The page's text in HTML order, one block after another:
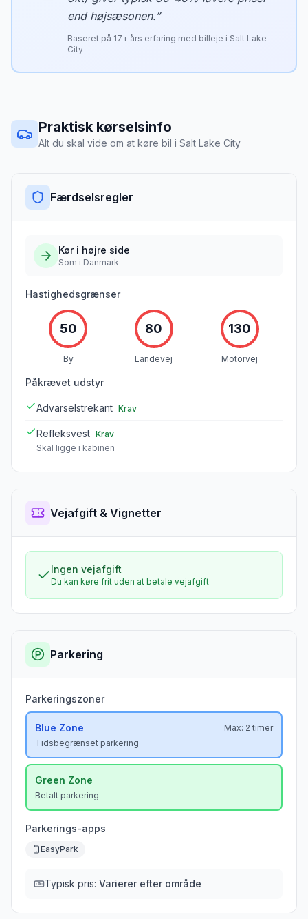
end højsæsonen.”
Baseret på 17+ års erfaring med billeje i Salt Lake
City
Praktisk kørselsinfo
Alt du skal vide om at køre bil i Salt Lake City
Færdselsregler
Kør i højre side
Som i Danmark
Hastighedsgrænser
50
By
80
Landevej
130
Motorvej
Påkrævet udstyr
Advarselstrekant Krav
Refleksvest Krav
Skal ligge i kabinen
Vejafgift & Vignetter
Ingen vejafgift
Du kan køre frit uden at betale vejafgift
Parkering
Parkeringszoner
Blue Zone Max: 2 timer
Tidsbegrænset parkering
Green Zone
Betalt parkering
Parkerings-apps
EasyPark
Typisk pris: Varierer efter område